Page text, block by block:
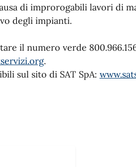
di improrogabili lavori di
degli impianti.
il numero verde
.
sul sito di SAT SpA: